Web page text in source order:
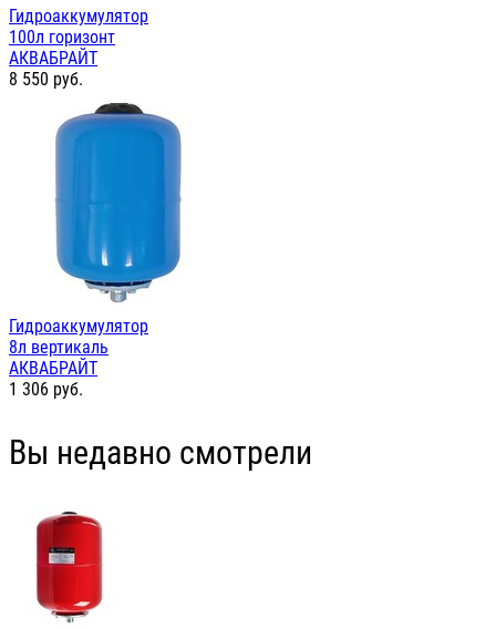
Гидроаккумулятор
100л горизонт
АКВАБРАЙТ
8 550 руб.
Гидроаккумулятор
8л вертикаль
АКВАБРАЙТ
1 306 руб.
Вы недавно смотрели